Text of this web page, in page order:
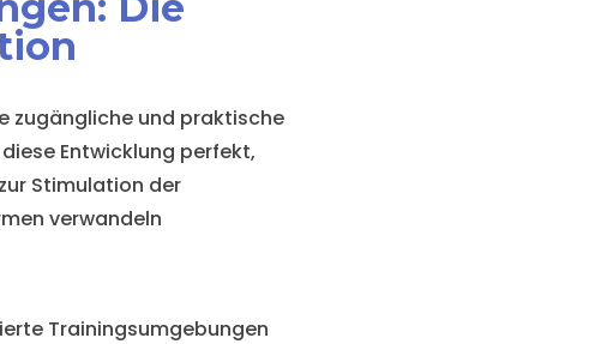
zugängliche und praktische
diese Entwicklung perfekt,
Stimulation der
verwandeln
Trainingsumgebungen